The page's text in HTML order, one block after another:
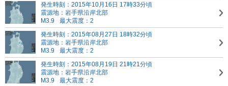
発生時刻：2015年10月16日 17時33分頃
震源地：岩手県沿岸北部
M3.9
最大震度：2
発生時刻：2015年08月27日 18時32分頃
震源地：岩手県沿岸北部
M3.9
最大震度：2
発生時刻：2015年08月19日 21時21分頃
震源地：岩手県沿岸北部
M3.9
最大震度：2